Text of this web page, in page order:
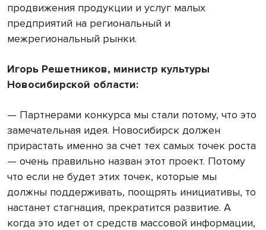
продвижения продукции и услуг малых
предприятий на региональный и
межрегиональный рынки.
Игорь Решетников, министр культуры
Новосибирской области:
— Партнерами конкурса мы стали потому, что это
замечательная идея. Новосибирск должен
прирастать именно за счет тех самых точек роста
— очень правильно назван этот проект. Потому
что если не будет этих точек, которые мы
должны поддерживать, поощрять инициативы, то
настанет стагнация, прекратится развитие. А
когда это идет от средств массовой информации,